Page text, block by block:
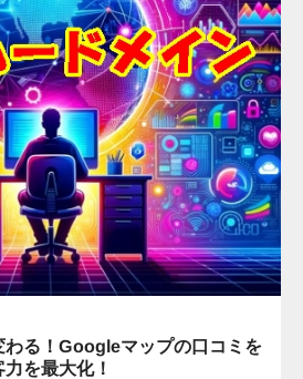
わる！Googleマップの口コミを
を最大化！